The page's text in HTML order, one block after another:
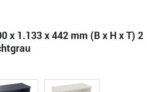
x 1.133 x 442 mm (B x H x T) 2